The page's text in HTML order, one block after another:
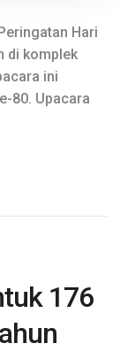
Hari
di komplek
ini
80. Upacara
176